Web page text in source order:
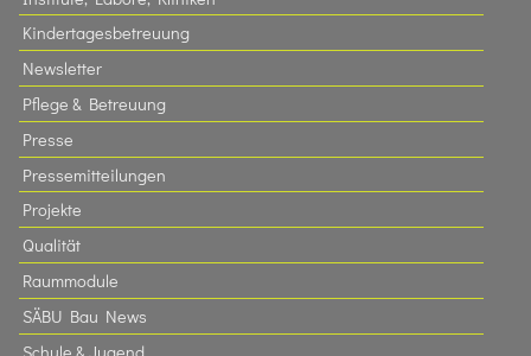
Kindertagesbetreuung
Newsletter
Pflege & Betreuung
Presse
Pressemitteilungen
Projekte
Qualität
Raummodule
SÄBU Bau News
Schule & Jugend